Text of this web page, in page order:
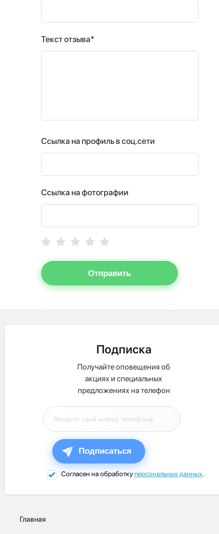
Текст отзыва*
Ссылка на профиль в соц.сети
Ссылка на фотографии
Отправить
Подписка
Получайте оповещения об
акциях и специальных
предложениях на телефон
Подписаться
Согласен на обработкуперсональных данных.
Главная